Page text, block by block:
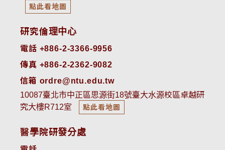
點此看地圖
研究倫理中心
電話 +886-2-3366-9956
傳真 +886-2-2362-9082
信箱 ordre@ntu.edu.tw
10087臺北市中正區思源街18號臺大水源校區卓越研
究大樓R712室
點此看地圖
醫學院研發分處